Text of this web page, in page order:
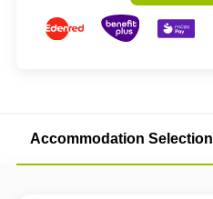
Accommodation Selection